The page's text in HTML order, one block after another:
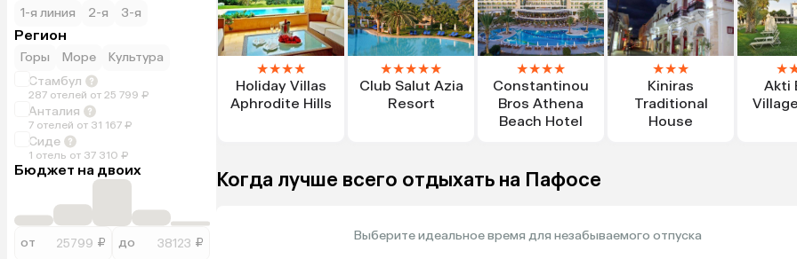
1-я линия 2-я 3-я
Регион
Горы Море
Культура
Стамбул
287 отелей от 25 799 ₽
Анталия
7 отелей от 31 167 ₽
Сиде
1 отель от 37 310 ₽
Бюджет на двоих
от ₽ до ₽
★★★★
Holiday Villas
Aphrodite Hills
★★★★★
Club Salut Azia
Resort
★★★★
Constantinou
Bros Athena
Beach Hotel
★★★
Kiniras
Traditional
House
★
Akti
Когда лучше всего отдыхать на Пафосе
Выберите идеальное время для незабываемого отпуска